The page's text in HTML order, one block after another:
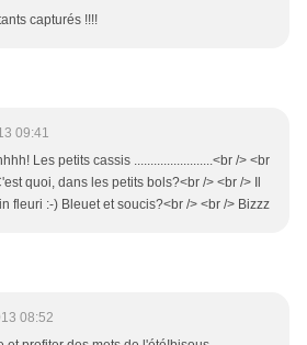
capturés !!!!
09:41
Les petits cassis ........................<br /> <br
quoi, dans les petits bols?<br /> <br /> Il
fleuri :-) Bleuet et soucis?<br /> <br /> Bizzz
08:52